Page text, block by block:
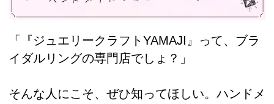
「『ジュエリークラフトYAMAJI』って、ブラ
イダルリングの専門店でしょ？」
そんな人にこそ、ぜひ知ってほしい。ハンドメ